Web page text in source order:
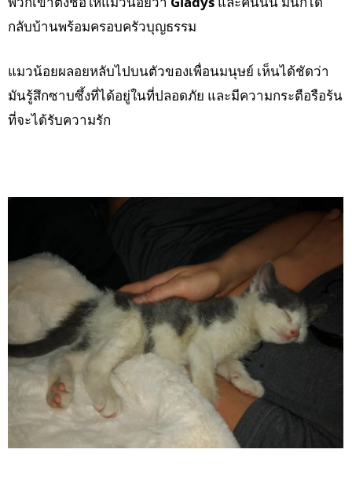
กลับบ้านพร้อมครอบครัวบุญธรรม
แมวน้อยผลอยหลับไปบนตัวของเพื่อนมนุษย์ เห็นได้ชัดว่า
มันรู้สึกซาบซึ้งที่ได้อยู่ในที่ปลอดภัย และมีความกระตือรือร้น
ที่จะได้รับความรัก